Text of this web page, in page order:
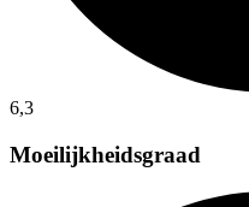
6,3
Moeilijkheidsgraad